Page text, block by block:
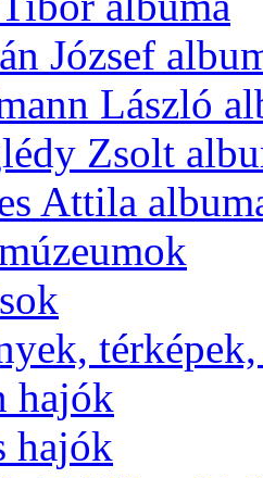
József
László
Zsolt
Attila
hajók
hajók